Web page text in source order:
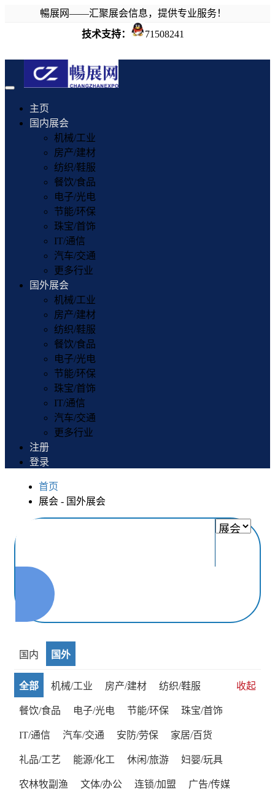
暢展网——汇聚展会信息，提供专业服务！
技术支持：
71508241
Toggle
navigation
主页
国内展会
机械/工业
房产/建材
纺织/鞋服
餐饮/食品
电子/光电
节能/环保
珠宝/首饰
IT/通信
汽车/交通
更多行业
国外展会
机械/工业
房产/建材
纺织/鞋服
餐饮/食品
电子/光电
节能/环保
珠宝/首饰
IT/通信
汽车/交通
更多行业
注册
登录
首页
展会 - 国外展会
国内 国外
全部 机械/工业 房产/建材 纺织/鞋服
餐饮/食品 电子/光电 节能/环保 珠宝/首饰
IT/通信 汽车/交通 安防/劳保 家居/百货
礼品/工艺 能源/化工 休闲/旅游 妇婴/玩具
农林牧副渔 文体/办公 连锁/加盟 广告/传媒
收起